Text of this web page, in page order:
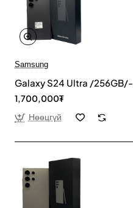
Samsung
Galaxy S24 Ultra /256GB/-
1,700,000₮
Нөөцгүй